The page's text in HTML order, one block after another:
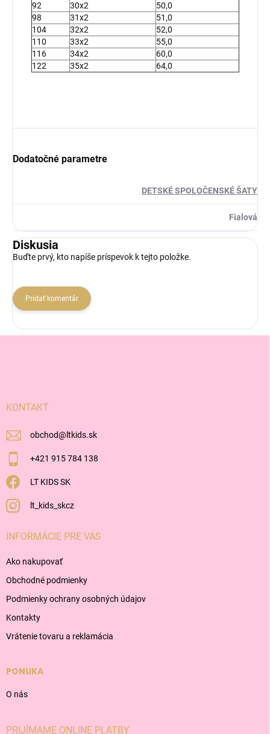
92
30x2
50,0
98
31x2
51,0
104
32x2
52,0
110
33x2
55,0
116
34x2
60,0
122
35x2 64,0
Dodatočné parametre
DETSKÉ SPOLOČENSKÉ ŠATY
Fialová
Diskusia
Buďte prvý, kto napíše príspevok k tejto položke.
Pridať komentár
KONTAKT
obchod@ ltkids.sk
+421 915 784 138
LT KIDS SK
lt_kids_skcz
INFORMÁCIE PRE VÁS
Ako nakupovať
Obchodné podmienky
Podmienky ochrany osobných údajov
Kontakty
Vrátenie tovaru a reklamácia
PONUKA
O nás
PRIJÍMAME ONLINE PLATBY